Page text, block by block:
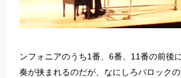
ンフォニアのうち1番、6番、11番の前後
奏が挟まれるのだが、なにしろバロック